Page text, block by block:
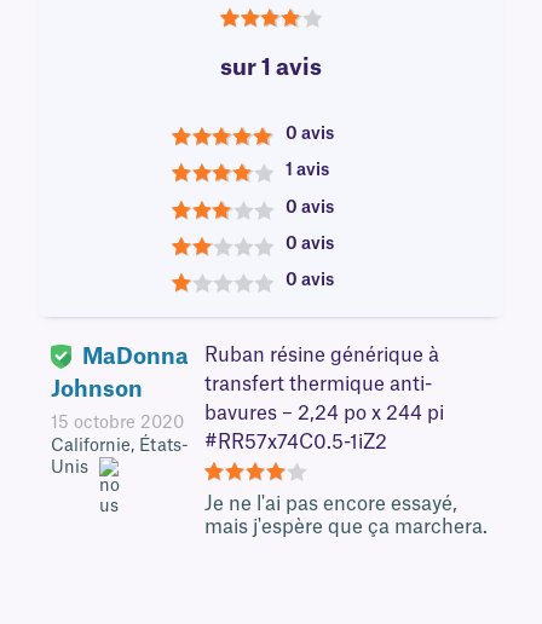
sur 1 avis
5
0 avis
4
1 avis
3
0 avis
2
0 avis
0 avis
MaDonna
Johnson
15 octobre 2020
Californie, États-
Unis
Ruban résine générique à
transfert thermique anti-
bavures – 2,24 po x 244 pi
#RR57x74C0.5-1iZ2
4
Je ne l'ai pas encore essayé,
mais j'espère que ça marchera.